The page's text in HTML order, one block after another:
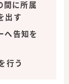
間に所属
出す
へ告知を
行う